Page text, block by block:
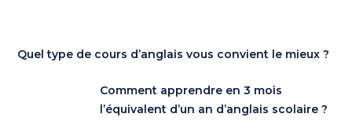
Quel type de cours d’anglais vous convient le mieux ?
Comment apprendre en 3 mois
l’équivalent d’un an d’anglais scolaire ?